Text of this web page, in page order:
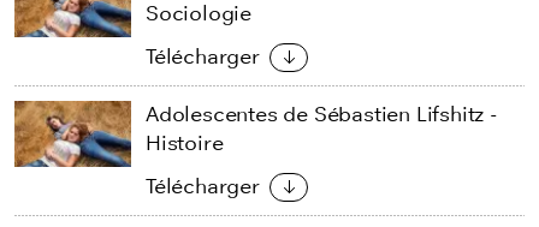
Sociologie
Télécharger
Adolescentes de Sébastien Lifshitz -
Histoire
Télécharger